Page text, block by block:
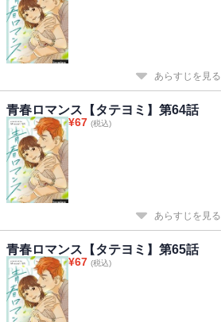
あらすじを見る
青春ロマンス【タテヨミ】第64話
¥67 (税込)
あらすじを見る
青春ロマンス【タテヨミ】第65話
¥67 (税込)